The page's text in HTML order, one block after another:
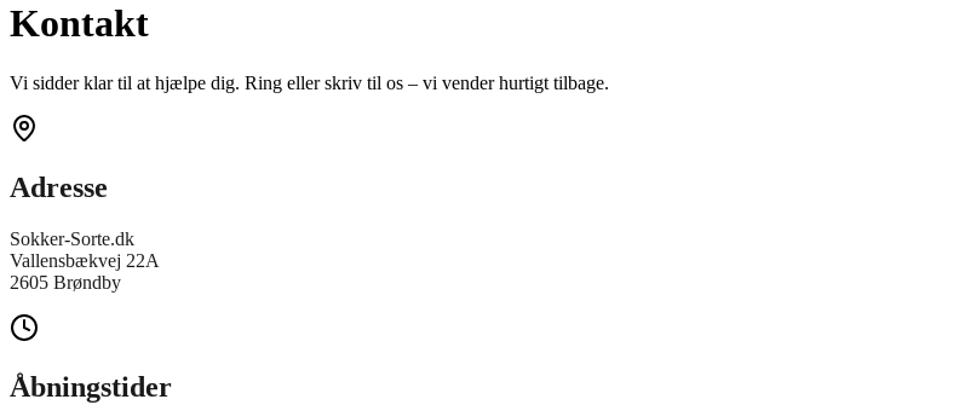
Kontakt
Vi sidder klar til at hjælpe dig. Ring eller skriv til os – vi vender hurtigt tilbage.
Adresse
Sokker-Sorte.dk
Vallensbækvej 22A
2605 Brøndby
Åbningstider